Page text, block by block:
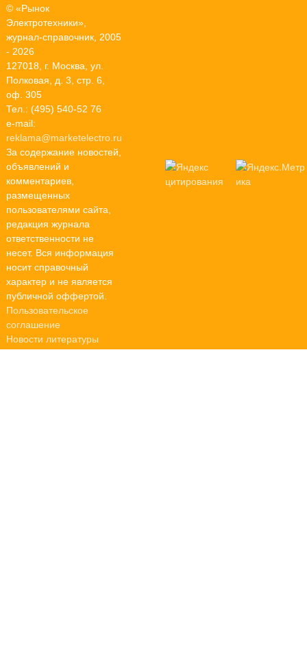
© «Рынок
Электротехники»,
журнал-справочник, 2005
- 2026
127018, г. Москва, ул.
Полковая, д. 3, стр. 6,
оф. 305
Тел.: (495) 540-52 76
e-mail:
reklama@marketelectro.ru
За содержание новостей,
объявлений и
комментариев,
размещенных
пользователями сайта,
редакция журнала
ответственности не
несет. Вся информация
носит справочный
характер и не является
публичной оффертой.
Пользовательское
соглашение
Новости литературы